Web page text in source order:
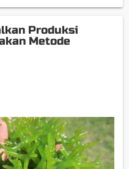
Produksi
Metode